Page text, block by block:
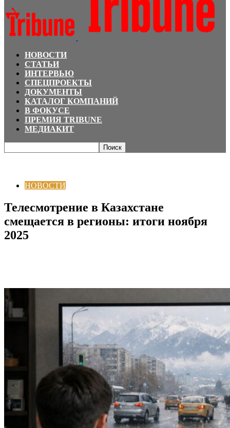
НОВОСТИ
СТАТЬИ
ИНТЕРВЬЮ
СПЕЦПРОЕКТЫ
ДОКУМЕНТЫ
КАТАЛОГ КОМПАНИЙ
В ФОКУСЕ
ПРЕМИЯ TRIBUNE
МЕДИАКИТ
НОВОСТИ
Телесмотрение в Казахстане
смещается в регионы: итоги ноября
2025